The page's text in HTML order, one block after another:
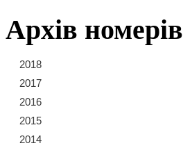
Архів номерів
2018
2017
2016
2015
2014